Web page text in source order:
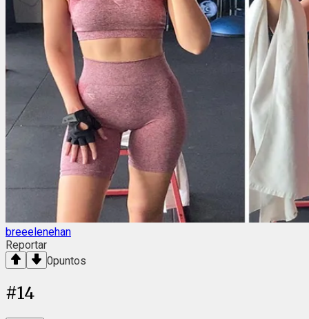
breeelenehan
Reportar
0puntos
#14